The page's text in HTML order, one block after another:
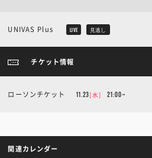
UNIVAS Plus LIVE 見逃し
チケット情報
ローソンチケット 11.23[水] 21:00~
関連カレンダー